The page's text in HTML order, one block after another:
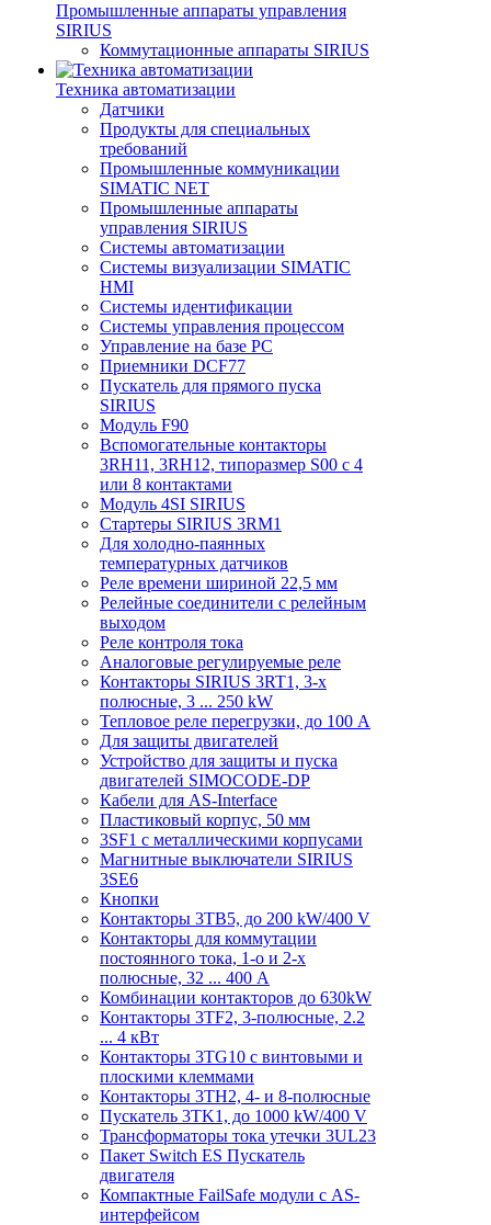
Промышленные аппараты управления
SIRIUS
Коммутационные аппараты SIRIUS
Техника автоматизации
Датчики
Продукты для специальных
требований
Промышленные коммуникации
SIMATIC NET
Промышленные аппараты
управления SIRIUS
Системы автоматизации
Системы визуализации SIMATIC
HMI
Системы идентификации
Системы управления процессом
Управление на базе РС
Приемники DCF77
Пускатель для прямого пуска
SIRIUS
Модуль F90
Вспомогательные контакторы
3RH11, 3RH12, типоразмер S00 с 4
или 8 контактами
Модуль 4SI SIRIUS
Стартеры SIRIUS 3RM1
Для холодно-паянных
температурных датчиков
Реле времени шириной 22,5 мм
Релейные соединители с релейным
выходом
Реле контроля тока
Аналоговые регулируемые реле
Контакторы SIRIUS 3RT1, 3-х
полюсные, 3 ... 250 kW
Тепловое реле перегрузки, до 100 A
Для защиты двигателей
Устройство для защиты и пуска
двигателей SIMOCODE-DP
Кабели для AS-Interface
Пластиковый корпус, 50 мм
3SF1 с металлическими корпусами
Магнитные выключатели SIRIUS
3SE6
Кнопки
Контакторы 3TB5, до 200 kW/400 V
Контакторы для коммутации
постоянного тока, 1-о и 2-х
полюсные, 32 ... 400 A
Комбинации контакторов до 630kW
Контакторы 3TF2, 3-полюсные, 2.2
... 4 кВт
Контакторы 3TG10 c винтовыми и
плоскими клеммами
Контакторы 3TH2, 4- и 8-полюсные
Пускатель 3TK1, до 1000 kW/400 V
Трансформаторы тока утечки 3UL23
Пакет Switch ES Пускатель
двигателя
Компактные FailSafe модули с AS-
интерфейсом